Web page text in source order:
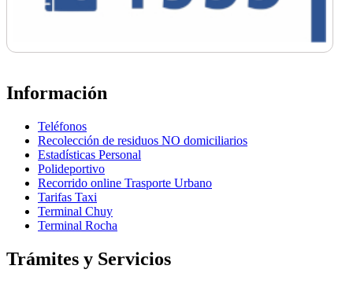
Información
Teléfonos
Recolección de residuos NO domiciliarios
Estadísticas Personal
Polideportivo
Recorrido online Trasporte Urbano
Tarifas Taxi
Terminal Chuy
Terminal Rocha
Trámites y Servicios